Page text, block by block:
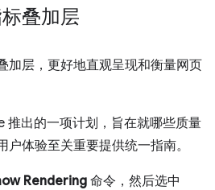
叠加层
加层，更好地直观呈现和衡量网页
推出的一项计划，旨在就哪些质量
体验至关重要提供统一指南。
Rendering 命令，然后选中